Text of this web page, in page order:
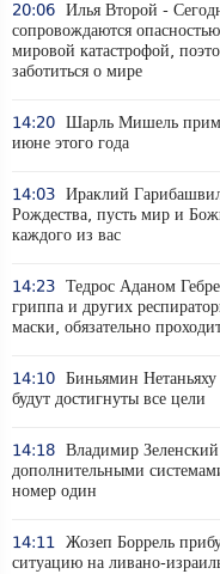
20:06 Илья Второй -
сопровождаются
мировой катастрофой,
заботиться о мире
14:20 Шарль Мишель
июне этого года
14:03 Ираклий
Рождества, пусть мир и
каждого из вас
14:23 Тедрос Аданом
гриппа и других
маски, обязательно
14:10 Биньямин
будут достигнуты все цели
14:18 Владимир
дополнительными
номер один
14:11 Жозеп Боррель
ситуацию на ливано-